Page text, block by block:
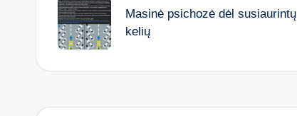
navigationMasinė psichozė dėl susiaurintų
kelių